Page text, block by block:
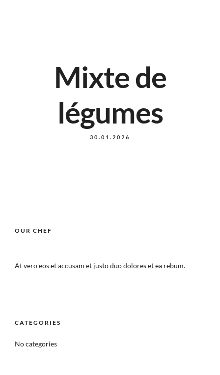
Mixte de
légumes
30.01.2026
OUR CHEF
At vero eos et accusam et justo duo dolores et ea rebum.
CATEGORIES
No categories